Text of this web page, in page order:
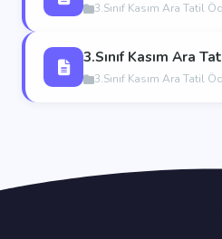
3.Sınıf Kasım Ara Tatil
3.Sınıf Kasım Ara
3.Sınıf Kasım Ara Tatil